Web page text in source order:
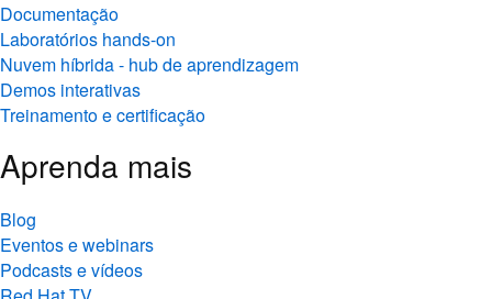
Documentação
Laboratórios hands-on
Nuvem híbrida - hub de aprendizagem
Demos interativas
Treinamento e certificação
Aprenda mais
Blog
Eventos e webinars
Podcasts e vídeos